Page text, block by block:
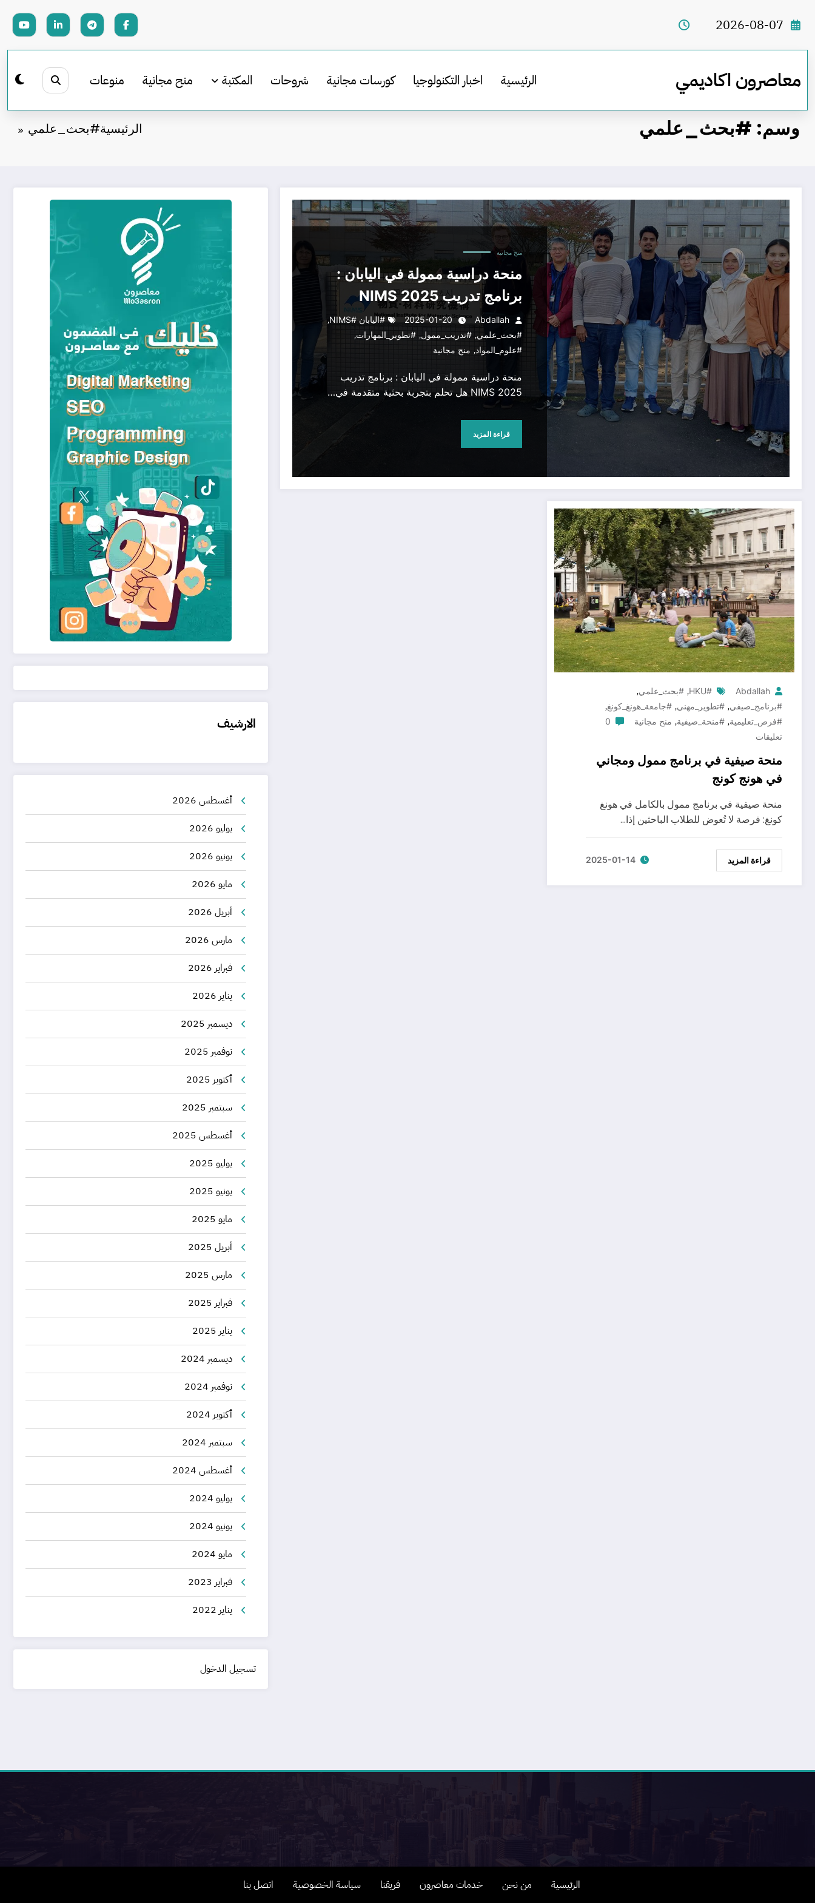
2026-08-07
معاصرون اكاديمي الرئيسية اخبار التكنولوجيا كورسات مجانية شروحات المكتبة منح مجانية منوعات
وسم: #بحث_علمي الرئيسية#بحث_علمي
منحة دراسية ممولة في اليابان : برنامج تدريب NIMS 2025
منح مجانية
منحة دراسية ممولة في اليابان :
برنامج تدريب NIMS 2025
Abdallah
2025-01-20 #اليابان #NIMS ,
#بحث_علمي, #تدريب_ممول, #تطوير_المهارات,
#علوم_المواد, منح مجانية
منحة دراسية ممولة في اليابان : برنامج تدريب
NIMS 2025 هل تحلم بتجربة بحثية متقدمة في…
قراءة المزيد
Abdallah
#HKU
, #بحث_علمي,
#برنامج_صيفي, #تطوير_مهني, #جامعة_هونغ_كونغ,
#فرص_تعليمية, #منحة_صيفية, منح مجانية
0
تعليقات
منحة صيفية في برنامج ممول ومجاني
في هونج كونج
منحة صيفية في برنامج ممول بالكامل في هونغ
كونغ: فرصة لا تُعوض للطلاب الباحثين إذا…
قراءة المزيد 2025-01-14
الارشيف
أغسطس 2026
يوليو 2026
يونيو 2026
مايو 2026
أبريل 2026
مارس 2026
فبراير 2026
يناير 2026
ديسمبر 2025
نوفمبر 2025
أكتوبر 2025
سبتمبر 2025
أغسطس 2025
يوليو 2025
يونيو 2025
مايو 2025
أبريل 2025
مارس 2025
فبراير 2025
يناير 2025
ديسمبر 2024
نوفمبر 2024
أكتوبر 2024
سبتمبر 2024
أغسطس 2024
يوليو 2024
يونيو 2024
مايو 2024
فبراير 2023
يناير 2022
تسجيل الدخول
الرئيسية من نحن خدمات معاصرون فريقنا سياسة الخصوصية اتصل بنا